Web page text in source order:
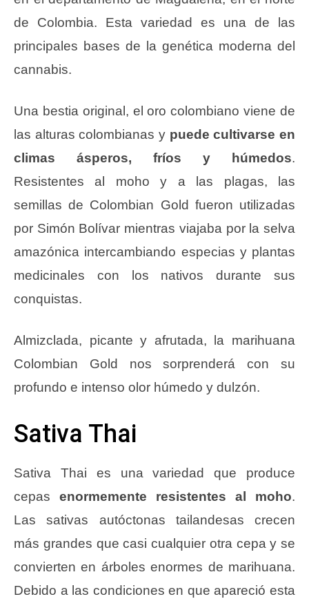
de Colombia. Esta variedad es una de las
principales bases de la genética moderna del
cannabis.
Una bestia original, el oro colombiano viene de
las alturas colombianas y puede cultivarse en
climas ásperos, fríos y húmedos.
Resistentes al moho y a las plagas, las
semillas de Colombian Gold fueron utilizadas
por Simón Bolívar mientras viajaba por la selva
amazónica intercambiando especias y plantas
medicinales con los nativos durante sus
conquistas.
Almizclada, picante y afrutada, la marihuana
Colombian Gold nos sorprenderá con su
profundo e intenso olor húmedo y dulzón.
Sativa Thai
Sativa Thai es una variedad que produce
cepas enormemente resistentes al moho.
Las sativas autóctonas tailandesas crecen
más grandes que casi cualquier otra cepa y se
convierten en árboles enormes de marihuana.
Debido a las condiciones en que apareció esta